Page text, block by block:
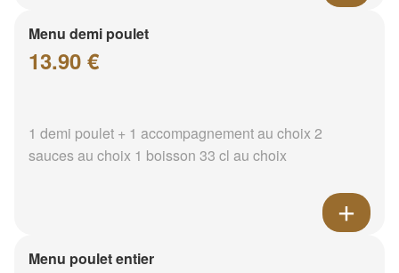
Menu demi poulet
13.90 €
1 demi poulet + 1 accompagnement au choix 2
sauces au choix 1 boisson 33 cl au choix
Menu poulet entier